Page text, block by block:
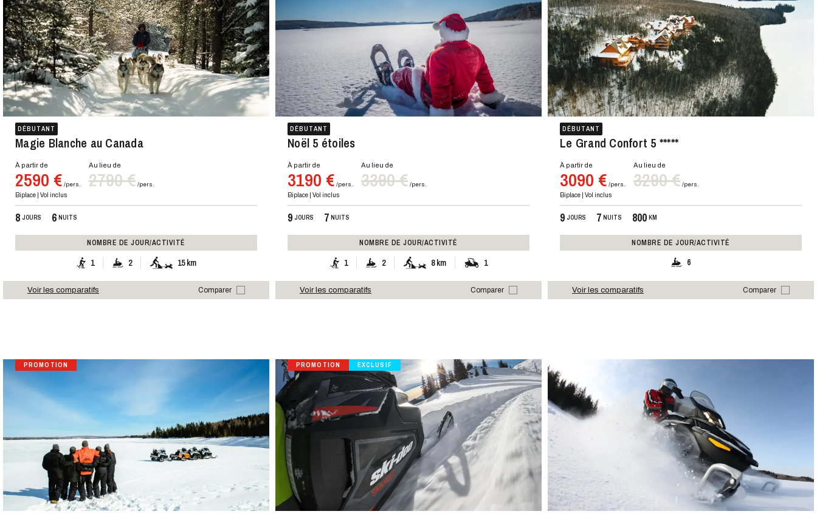
DÉBUTANT
Magie Blanche au Canada
À partir de
2590 € /pers.
Biplace | Vol inclus
Au lieu de
2790 € /pers.
8 JOURS 6 NUITS
NOMBRE DE JOUR/ACTIVITÉ
1 2 15 km
Voir les comparatifs Comparer
DÉBUTANT
Noël 5 étoiles
À partir de
3190 € /pers.
Biplace | Vol inclus
Au lieu de
3390 € /pers.
9 JOURS 7 NUITS
NOMBRE DE JOUR/ACTIVITÉ
1 2 8 km 1
Voir les comparatifs Comparer
DÉBUTANT
Le Grand Confort 5 *****
À partir de
3090 € /pers.
Biplace | Vol inclus
Au lieu de
3290 € /pers.
9 JOURS 7 NUITS 800 KM
NOMBRE DE JOUR/ACTIVITÉ
6
Voir les comparatifs Comparer
PROMOTION PROMOTION EXCLUSIF